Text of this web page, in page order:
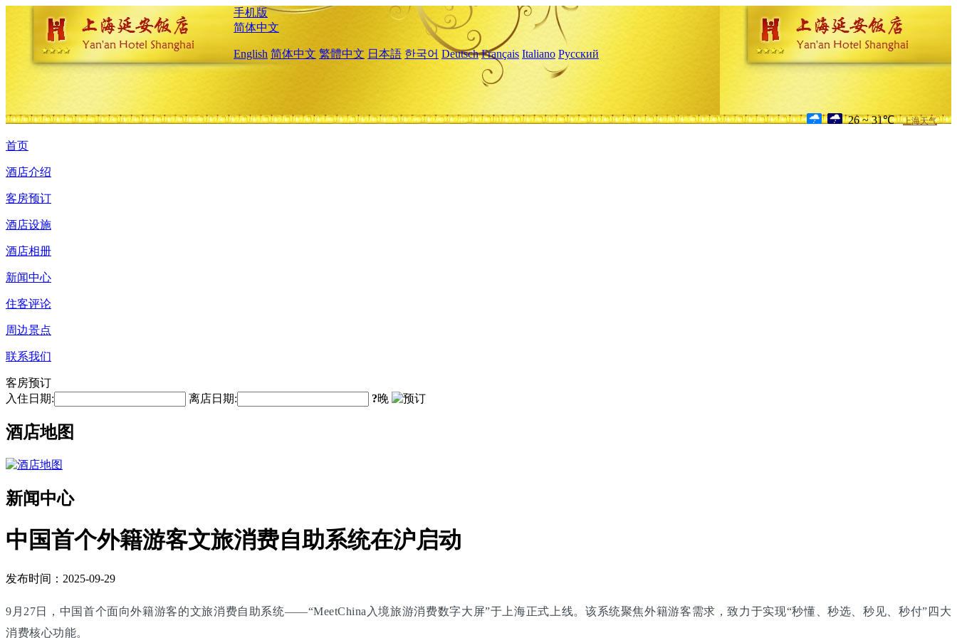
手机版
简体中文
English 简体中文 繁體中文 日本語 한국어 Deutsch Français Italiano Русский
26 ~ 31℃ 上海天气
首页
酒店介绍
客房预订
酒店设施
酒店相册
新闻中心
住客评论
周边景点
联系我们
客房预订
入住日期:
离店日期: ?晚
酒店地图
新闻中心
中国首个外籍游客文旅消费自助系统在沪启动
发布时间：2025-09-29
9月27日，中国首个面向外籍游客的文旅消费自助系统——“MeetChina入境旅游消费数字大屏”于上海正式上线。该系统聚焦外籍游客需求，致力于实现“秒懂、秒选、秒见、秒付”四大
消费核心功能。